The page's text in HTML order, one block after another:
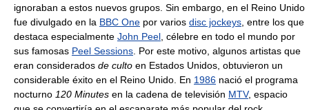
ignoraban a estos nuevos grupos. Sin embargo, en el Reino Unido
fue divulgado en la BBC One por varios disc jockeys, entre los que
destaca especialmente John Peel, célebre en todo el mundo por
sus famosas Peel Sessions. Por este motivo, algunos artistas que
eran considerados de culto en Estados Unidos, obtuvieron un
considerable éxito en el Reino Unido. En 1986 nació el programa
nocturno 120 Minutes en la cadena de televisión MTV, espacio